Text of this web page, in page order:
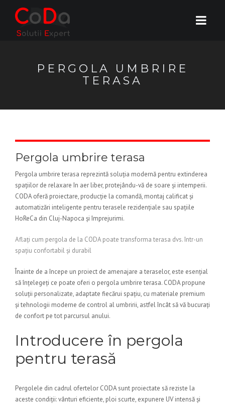
PERGOLA UMBRIRE
TERASA
Pergola umbrire terasa
Pergola umbrire terasa reprezintă soluția modernă pentru extinderea
spațiilor de relaxare în aer liber, protejându-vă de soare și intemperii.
CODA oferă proiectare, producție la comandă, montaj calificat și
automatizări inteligente pentru terasele rezidențiale sau spațiile
HoReCa din Cluj-Napoca și împrejurimi.
Aflați cum pergola de la CODA poate transforma terasa dvs. într-un
spațiu confortabil și durabil
Înainte de a începe un proiect de amenajare a teraselor, este esențial
să înțelegeți ce poate oferi o pergola umbrire terasa. CODA propune
soluții personalizate, adaptate fiecărui spațiu, cu materiale premium
și tehnologii moderne de control al umbririi, astfel încât să vă bucurați
de confort pe tot parcursul anului.
Introducere în pergola
pentru terasă
Pergolele din cadrul ofertelor CODA sunt proiectate să reziste la
aceste condiții: vânturi eficiente, ploi scurte, expunere UV intensă și